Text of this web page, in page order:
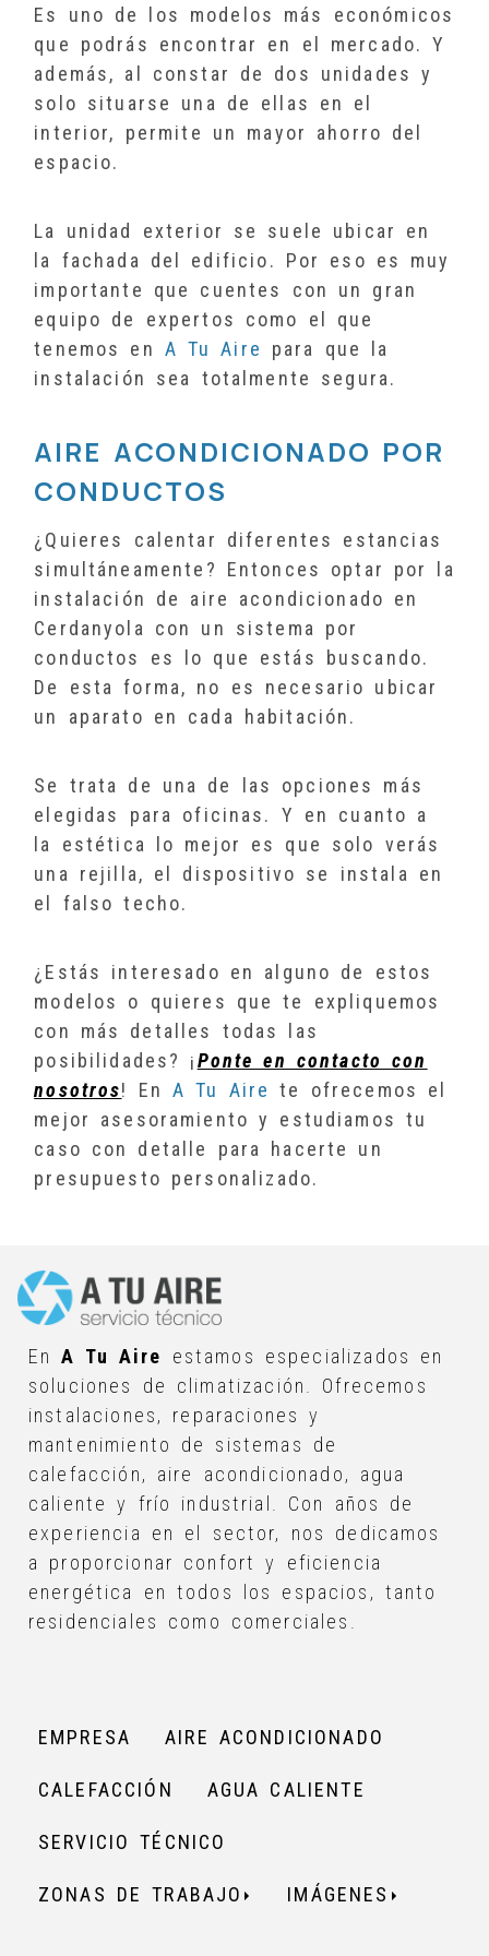
Es uno de los modelos más económicos
que podrás encontrar en el mercado. Y
además, al constar de dos unidades y
solo situarse una de ellas en el
interior, permite un mayor ahorro del
espacio.
La unidad exterior se suele ubicar en
la fachada del edificio. Por eso es muy
importante que cuentes con un gran
equipo de expertos como el que
tenemos en A Tu Aire
para que la
instalación sea totalmente segura.
AIRE ACONDICIONADO POR
CONDUCTOS
¿Quieres calentar diferentes estancias
simultáneamente? Entonces optar por la
instalación de aire acondicionado en
Cerdanyola con un sistema por
conductos es lo que estás buscando.
De esta forma, no es necesario ubicar
un aparato en cada habitación.
Se trata de una de las opciones más
elegidas para oficinas. Y en cuanto a
la estética lo mejor es que solo verás
una rejilla, el dispositivo se instala en
el falso techo.
¿Estás interesado en alguno de estos
modelos o quieres que te expliquemos
con más detalles todas las
posibilidades? ¡Ponte en contacto con
nosotros! EnA Tu Aire te ofrecemos el
mejor asesoramiento y estudiamos tu
caso con detalle para hacerte un
presupuesto personalizado.
EnA Tu Aire
estamos especializados en
soluciones de climatización. Ofrecemos
instalaciones, reparaciones y
mantenimiento de sistemas de
calefacción, aire acondicionado, agua
caliente y frío industrial. Con años de
experiencia en el sector, nos dedicamos
a proporcionar confort y eficiencia
energética en todos los espacios, tanto
residenciales como comerciales.
EMPRESA AIRE ACONDICIONADO
CALEFACCIÓN AGUA CALIENTE
SERVICIO TÉCNICO
ZONAS DE TRABAJO IMÁGENES